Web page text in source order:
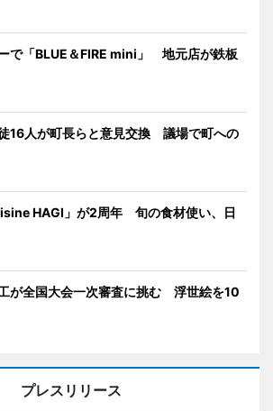
で「BLUE＆FIRE mini」 地元店が鉄板
徒16人が町長らと意見交換 議場で町への
HAGI」が2周年 旬の食材使い、日
が全国大会一次審査に挑む 浮世絵を10
プレスリリース